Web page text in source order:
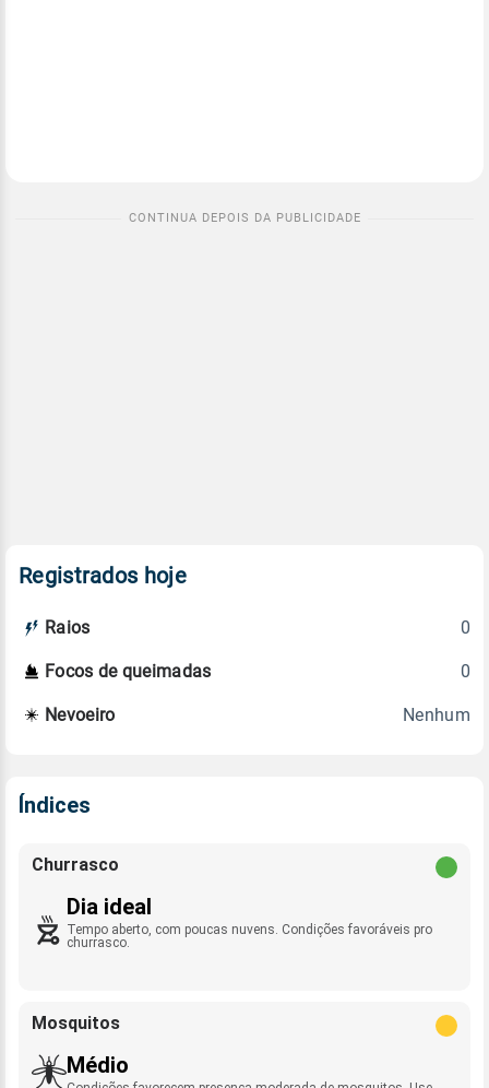
Registrados hoje
Raios 0
Focos de queimadas 0
Nevoeiro Nenhum
Índices
Churrasco
Dia ideal
Tempo aberto, com poucas nuvens. Condições favoráveis pro
churrasco.
Mosquitos
Médio